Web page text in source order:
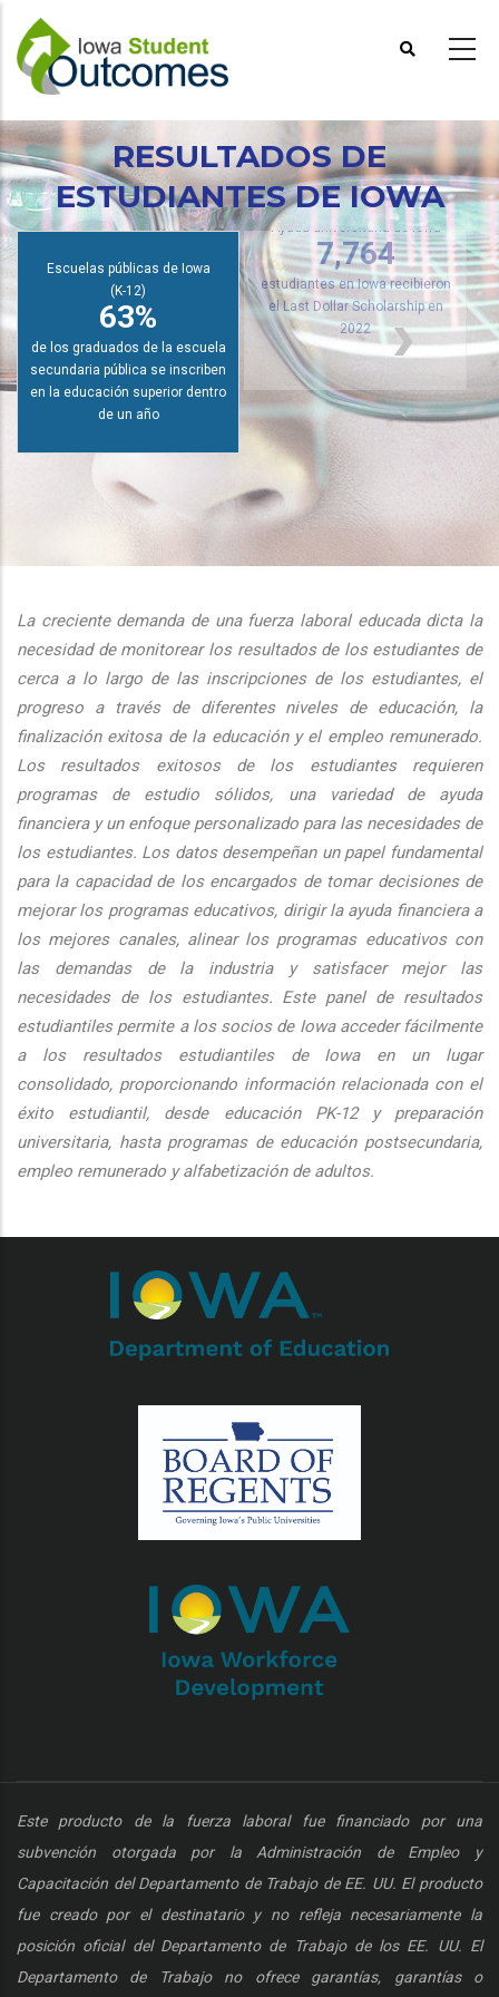
Pasar
contenido
principal
RESULTADOS DE
ESTUDIANTES DE IOWA
Escuelas públicas de Iowa
(K-12)
63%
de los graduados de la escuela
secundaria pública se inscriben
en la educación superior dentro
de un año
Ayuda universitaria de Iowa
7,764
estudiantes en Iowa recibieron
el Last Dollar Scholarship en
2022
La creciente demanda de una fuerza laboral educada dicta la
necesidad de monitorear los resultados de los estudiantes de
cerca a lo largo de las inscripciones de los estudiantes, el
progreso a través de diferentes niveles de educación, la
finalización exitosa de la educación y el empleo remunerado.
Los resultados exitosos de los estudiantes requieren
programas de estudio sólidos, una variedad de ayuda
financiera y un enfoque personalizado para las necesidades de
los estudiantes. Los datos desempeñan un papel fundamental
para la capacidad de los encargados de tomar decisiones de
mejorar los programas educativos, dirigir la ayuda financiera a
los mejores canales, alinear los programas educativos con
las demandas de la industria y satisfacer mejor las
necesidades de los estudiantes. Este panel de resultados
estudiantiles permite a los socios de Iowa acceder fácilmente
a los resultados estudiantiles de Iowa en un lugar
consolidado, proporcionando información relacionada con el
éxito estudiantil, desde educación PK-12 y preparación
universitaria, hasta programas de educación postsecundaria,
empleo remunerado y alfabetización de adultos.
Este producto de la fuerza laboral fue financiado por una
subvención otorgada por la Administración de Empleo y
Capacitación del Departamento de Trabajo de EE. UU. El producto
fue creado por el destinatario y no refleja necesariamente la
posición oficial del Departamento de Trabajo de los EE. UU. El
Departamento de Trabajo no ofrece garantías, garantías o